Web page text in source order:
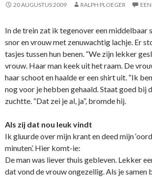
20 AUGUSTUS 2009 RALPH PLOEGER
In de trein zat ik tegenover een middelbaar
snor en vrouw met zenuwachtig lachje. Er
tasjes tussen hun benen. “We zijn lekker
vrouw. Haar man keek uit het raam. De
haar schoot en haalde er een shirt uit. “Ik
nog voor je hebben gehaald. Staat goed bij
zuchtte. “Dat zei je al, ja”, bromde hij.
Als zij dat nou leuk vindt
Ik gluurde over mijn krant en deed mijn
minuten’. Hier komt-ie:
De man was liever thuis gebleven. Lekker
dat vond de vrouw ongezellig. Als je samen